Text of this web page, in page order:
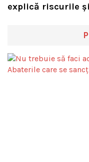
explică riscurile